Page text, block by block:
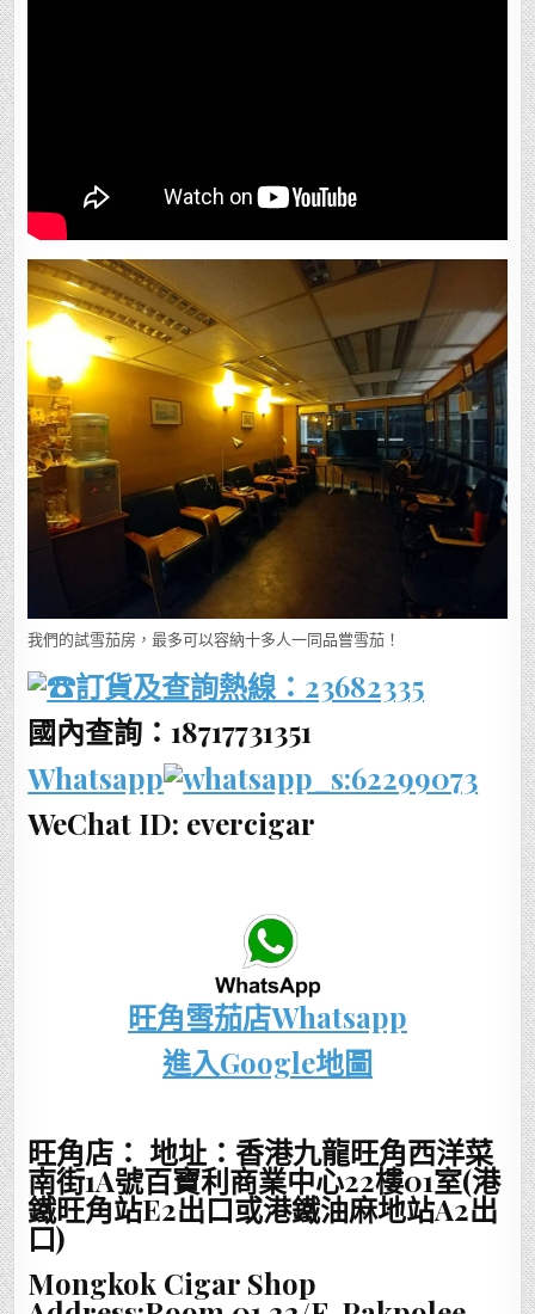
我們的試雪茄房，最多可以容納十多人一同品嘗雪茄！
訂貨及查詢熱線： 23682335
國內查詢：18717731351
Whatsapp
:62299073
WeChat ID: evercigar
旺角雪茄店Whatsapp
進入Google地圖
旺角店： 地址：香港九龍旺角西洋菜
南街1A號百寶利商業中心22樓01室(港
鐵旺角站E2出口或港鐵油麻地站A2出
口)
Mongkok Cigar Shop